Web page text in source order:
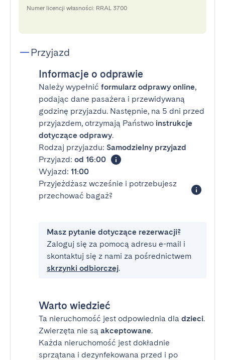
Numer licencji własności: RRAL 3700
Przyjazd
Informacje o odprawie
Należy wypełnić formularz odprawy online,
podając dane pasażera i przewidywaną
godzinę przyjazdu. Następnie, na 5 dni przed
przyjazdem, otrzymają Państwo instrukcje
dotyczące odprawy.
Rodzaj przyjazdu: Samodzielny przyjazd
Przyjazd: od 16:00
Wyjazd: 11:00
Przyjeżdżasz wcześnie i potrzebujesz
przechować bagaż?
Masz pytanie dotyczące rezerwacji?
Zaloguj się za pomocą adresu e-mail i
skontaktuj się z nami za pośrednictwem
skrzynki odbiorczej.
Warto wiedzieć
Ta nieruchomość jest odpowiednia dla dzieci.
Zwierzęta nie są akceptowane.
Każda nieruchomość jest dokładnie
sprzątana i dezynfekowana przed i po